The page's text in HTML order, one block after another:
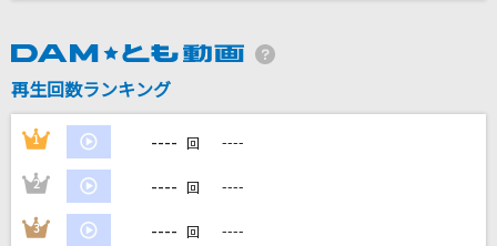
イ・ギター・ジェントリー・ウィープス]
The Beatles
DAMの新曲・ランキングなど
再生回数ランキング
1 ---- 回 ----
2 ---- 回 ----
3 ---- 回 ----